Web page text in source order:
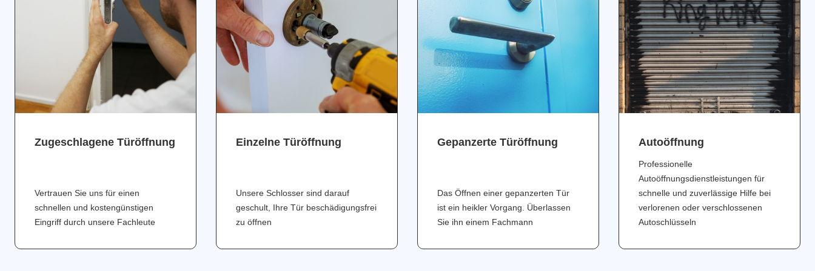
Zugeschlagene Türöffnung
Vertrauen Sie uns für einen
schnellen und kostengünstigen
Eingriff durch unsere Fachleute
Einzelne Türöffnung
Unsere Schlosser sind darauf
geschult, Ihre Tür beschädigungsfrei
zu öffnen
Gepanzerte Türöffnung
Das Öffnen einer gepanzerten Tür
ist ein heikler Vorgang. Überlassen
Sie ihn einem Fachmann
Аutoöffnung
Professionelle
Autoöffnungsdienstleistungen für
schnelle und zuverlässige Hilfe bei
verlorenen oder verschlossenen
Autoschlüsseln